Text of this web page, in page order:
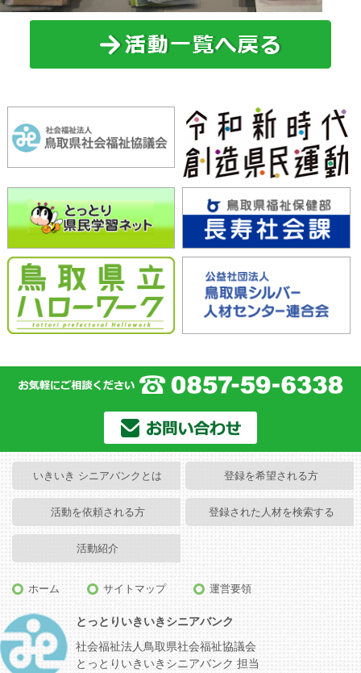
いきいき シニアバンクとは 登録を希望される方
活動を依頼される方 登録された人材を検索する
活動紹介
ホーム サイトマップ 運営要領
とっとりいきいきシニアバンク
社会福祉法人鳥取県社会福祉協議会
とっとりいきいきシニアバンク 担当